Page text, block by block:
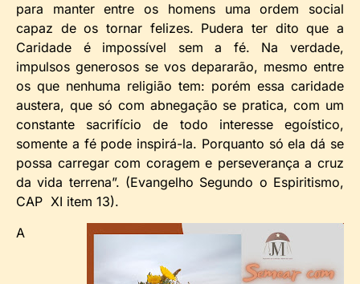
para manter entre os homens uma ordem social
capaz de os tornar felizes. Pudera ter dito que a
Caridade é impossível sem a fé. Na verdade,
impulsos generosos se vos depararão, mesmo entre
os que nenhuma religião tem: porém essa caridade
austera, que só com abnegação se pratica, com um
constante sacrifício de todo interesse egoístico,
somente a fé pode inspirá-la. Porquanto só ela dá se
possa carregar com coragem e perseverança a cruz
da vida terrena”. (Evangelho Segundo o Espiritismo,
CAP XI item 13).
A